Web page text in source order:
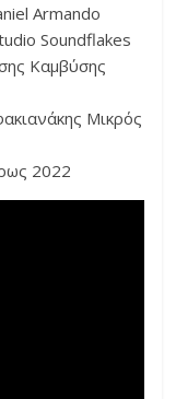
Armando
Soundflakes
Καμβύσης
Μικρός
2022